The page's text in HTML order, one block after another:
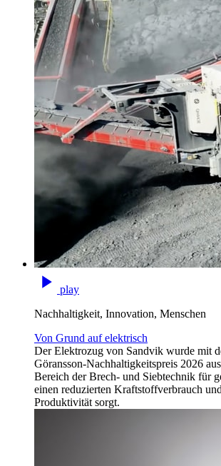
play
Nachhaltigkeit, Innovation, Menschen
Von Grund auf elektrisch
Der Elektrozug von Sandvik wurde mit
Göransson-Nachhaltigkeitspreis 2026
Bereich der Brech- und Siebtechnik für
einen reduzierten Kraftstoffverbrauch
Produktivität sorgt.